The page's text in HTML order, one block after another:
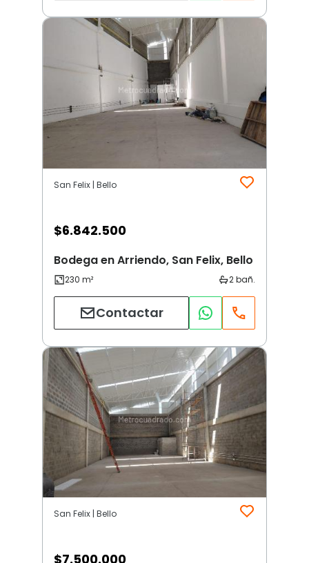
San Felix | Bello
$6.842.500
Bodega en Arriendo, San Felix, Bello
Contactar
San Felix | Bello
$7.500.000